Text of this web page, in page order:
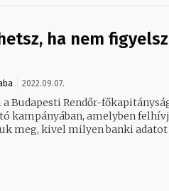
ha nem
2022.09.07.
Budapesti Rendőr-
kampányában, amelyben
meg, kivel milyen banki adatot